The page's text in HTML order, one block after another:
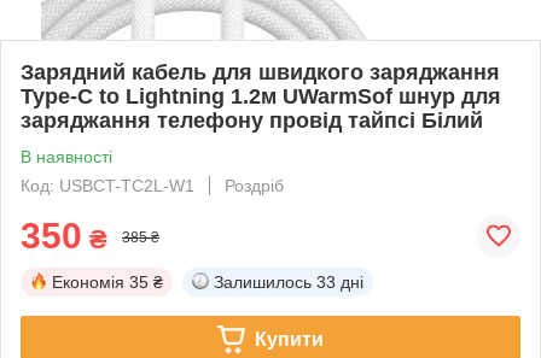
Зарядний кабель для швидкого заряджання
Type-C to Lightning 1.2м UWarmSof шнур для
заряджання телефону провід тайпсі Білий
В наявності
Код: USBCT-TC2L-W1
Роздріб
350 ₴ 385 ₴
Економія 35 ₴ Залишилось 33 дні
Купити